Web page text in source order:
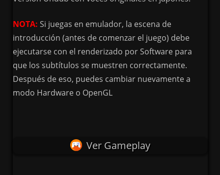
NOTA: Si juegas en emulador, la escena de
introducción (antes de comenzar el juego) debe
ejecutarse con el renderizado por Software para
que los subtítulos se muestren correctamente.
Después de eso, puedes cambiar nuevamente a
modo Hardware o OpenGL
Ver Gameplay